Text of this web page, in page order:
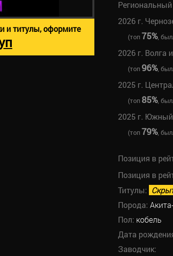
Региональный
2026 г.
(топ75%,
2026 г. Волга
(топ96%,
2025 г.
(топ 85%,
2025 г. Южный
(топ79%,
Позиция в
Позиция в
Титулы:
Порода:
Пол: кобель
Дата
Заводчик:
и титулы, оформите